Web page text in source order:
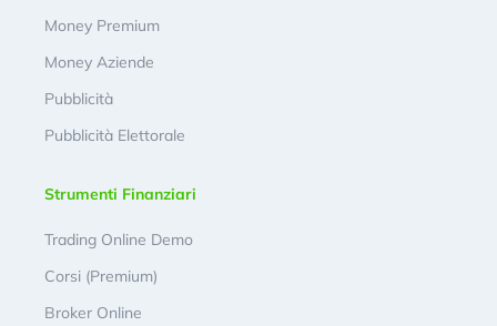
Money Premium
Money Aziende
Pubblicità
Pubblicità Elettorale
Strumenti Finanziari
Trading Online Demo
Corsi (Premium)
Broker Online